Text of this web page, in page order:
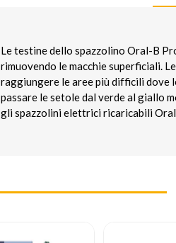
Le testine dello spazzolino Oral-B
rimuovendo le macchie superficiali.
raggiungere le aree più difficili dove
passare le setole dal verde al giallo
gli spazzolini elettrici ricaricabili